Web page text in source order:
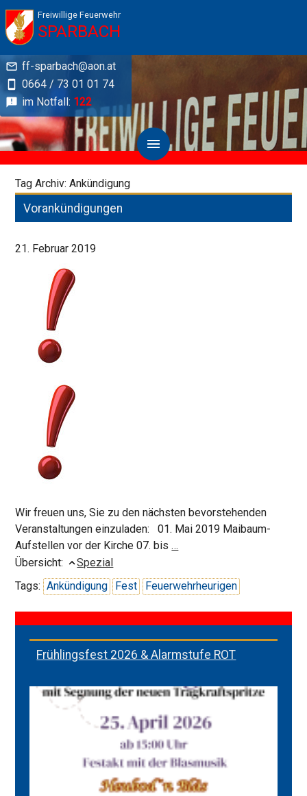
Freiwillige Feuerwehr
SPARBACH
ff-sparbach@aon.at
0664 / 73 01 01 74
im Notfall: 122
Tag Archiv: Ankündigung
Vorankündigungen
21. Februar 2019
Wir freuen uns, Sie zu den nächsten bevorstehenden
Veranstaltungen einzuladen: 01. Mai 2019 Maibaum-
Aufstellen vor der Kirche 07. bis…
Übersicht:
Spezial
Tags: Ankündigung Fest Feuerwehrheurigen
Frühlingsfest 2026 & Alarmstufe ROT